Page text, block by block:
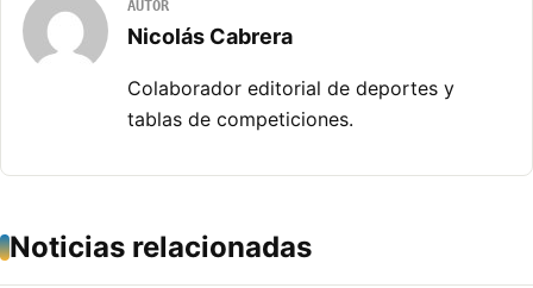
AUTOR
Nicolás Cabrera
Colaborador editorial de deportes y
tablas de competiciones.
Noticias relacionadas